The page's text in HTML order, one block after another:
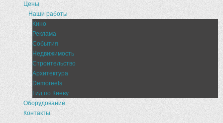
Цены
Наши работы
Кино
Реклама
События
Недвижимость
Строительство
Архитектура
Demoreels
Гид по Киеву
Оборудование
Контакты